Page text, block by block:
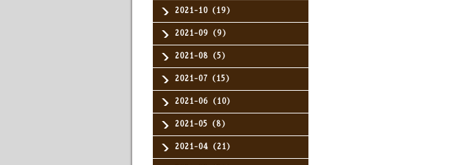
2021-10（19）
2021-09（9）
2021-08（5）
2021-07（15）
2021-06（10）
2021-05（8）
2021-04（21）